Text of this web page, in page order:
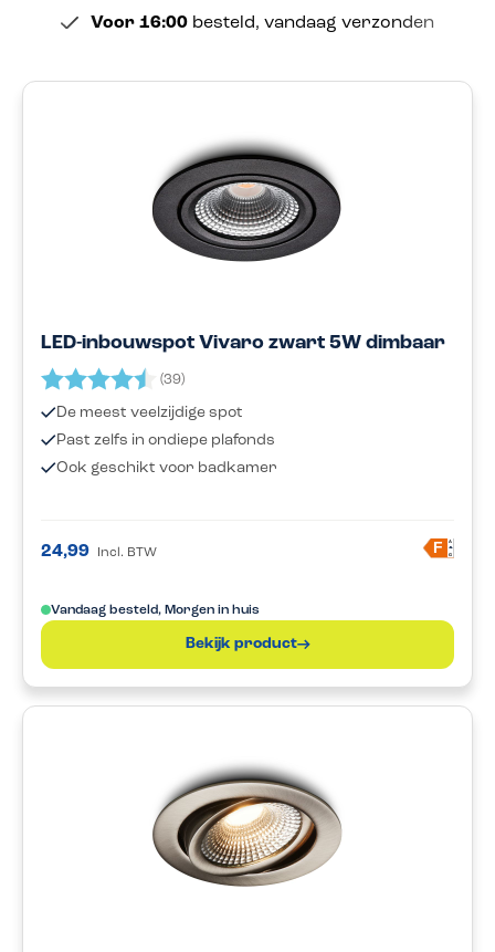
Voor 16:00besteld, vandaag verzonden
LED-inbouwspot Vivaro zwart 5W dimbaar
Beoordeling: (39)
De meest veelzijdige spot
Past zelfs in ondiepe plafonds
Ook geschikt voor badkamer
24,99 Incl. BTW F A
G
Vandaag besteld, Morgen in huis
Bekijk product